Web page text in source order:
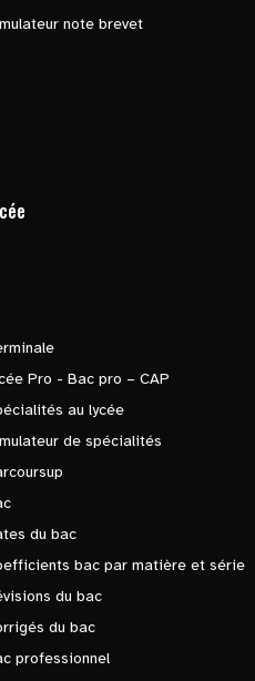
note brevet
Pro - Bac pro – CAP
au lycée
de spécialités
du bac
bac par matière et série
du bac
du bac
professionnel